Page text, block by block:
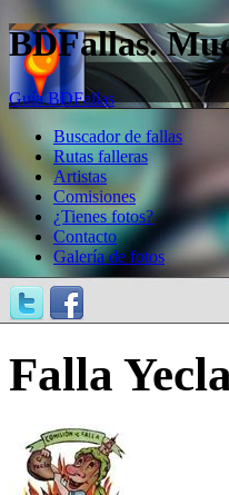
BDFallas.
Guía BDFallas
Buscador de fallas
Rutas falleras
Artistas
Comisiones
¿Tienes fotos?
Contacto
Galería de fotos
Falla